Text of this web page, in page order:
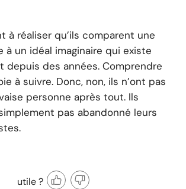
à réaliser qu’ils comparent une
à un idéal imaginaire qui existe
depuis des années. Comprendre
à suivre. Donc, non, ils n’ont pas
personne après tout. Ils
pas abandonné leurs
utile ?